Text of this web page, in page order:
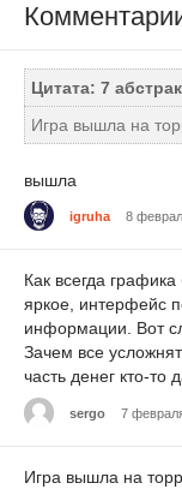
Цитата: 7
Игра вышла на
вышла
igruha 8
Как всегда
яркое, интерфейс
информации. Вот
Зачем все
часть денег кто-то
sergo 7
Игра вышла на